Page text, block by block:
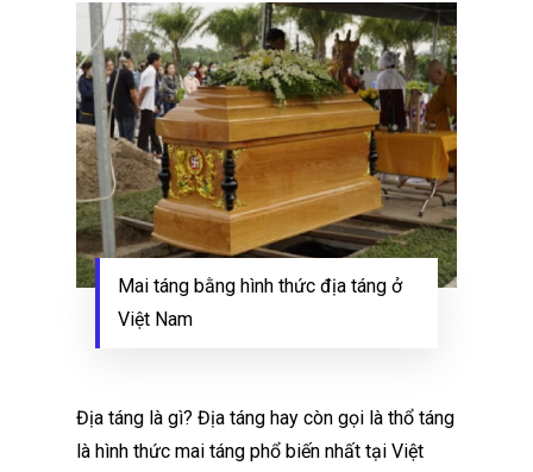
Mai táng bằng hình thức địa táng ở
Việt Nam
Địa táng là gì? Địa táng hay còn gọi là thổ táng
là hình thức mai táng phổ biến nhất tại Việt